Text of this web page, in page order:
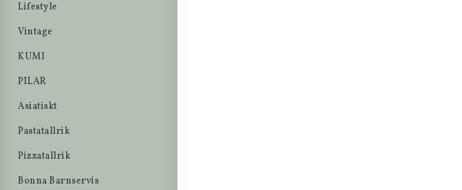
Lifestyle
Vintage
KUMI
PILAR
Asiatiskt
Pastatallrik
Pizzatallrik
Bonna Barnservis